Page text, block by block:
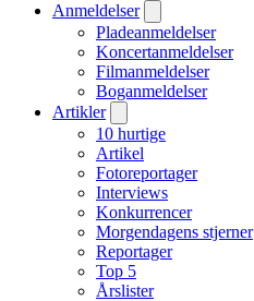
Anmeldelser
Pladeanmeldelser
Koncertanmeldelser
Filmanmeldelser
Boganmeldelser
Artikler
10 hurtige
Artikel
Fotoreportager
Interviews
Konkurrencer
Morgendagens stjerner
Reportager
Top 5
Årslister